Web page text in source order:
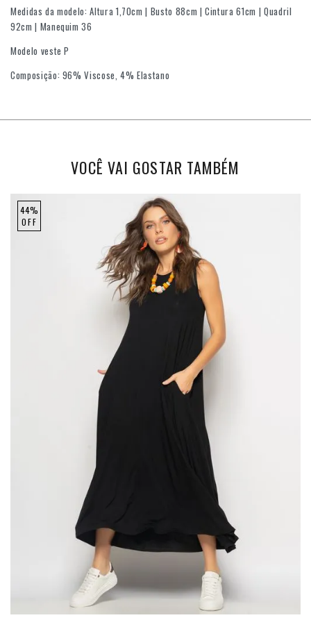
Medidas da modelo: Altura 1,70cm | Busto 88cm | Cintura 61cm | Quadril
92cm | Manequim 36
Modelo veste P
Composição: 96% Viscose, 4% Elastano
VOCÊ VAI GOSTAR TAMBÉM
44%
OFF